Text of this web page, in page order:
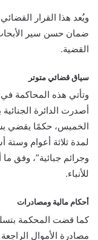
ويُعد هذا القرار
ضمان حسن سير
القضية.
سياق قضائي متوتر
وتأتي هذه المحاكمة
أصدرت الدائرة
الخميس، حكمًا يقضي
لمدة ثلاثة أعوام وستة
وجرائم جبائية”، وفق
للأنباء.
أحكام مالية ومصادرات
كما قضت المحكمة
مصادرة الأموال